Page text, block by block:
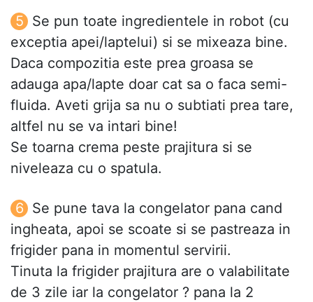
Se pun toate ingredientele in robot (cu
exceptia apei/laptelui) si se mixeaza bine.
Daca compozitia este prea groasa se
adauga apa/lapte doar cat sa o faca semi-
fluida. Aveti grija sa nu o subtiati prea tare,
altfel nu se va intari bine!
Se toarna crema peste prajitura si se
niveleaza cu o spatula.
Se pune tava la congelator pana cand
ingheata, apoi se scoate si se pastreaza in
frigider pana in momentul servirii.
Tinuta la frigider prajitura are o valabilitate
de 3 zile iar la congelator ? pana la 2